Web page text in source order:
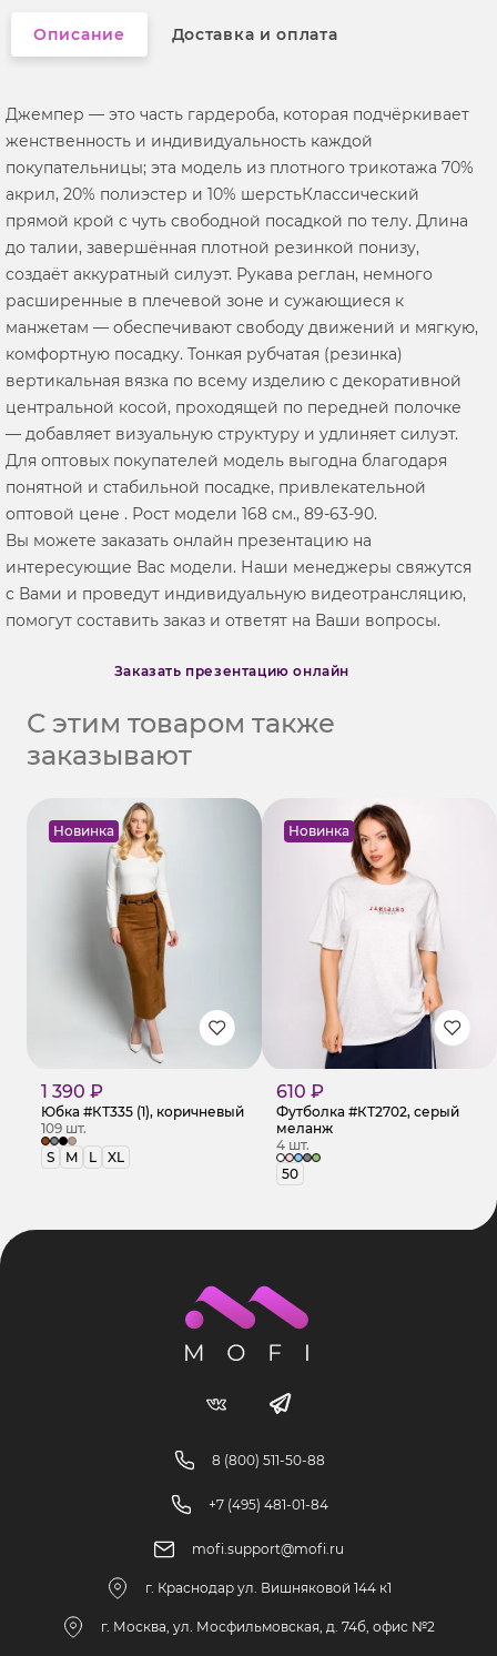
Описание Доставка и оплата
Джемпер — это часть гардероба, которая подчёркивает
женственность и индивидуальность каждой
покупательницы; эта модель из плотного трикотажа 70%
акрил, 20% полиэстер и 10% шерстьКлассический
прямой крой с чуть свободной посадкой по телу. Длина
до талии, завершённая плотной резинкой понизу,
создаёт аккуратный силуэт. Рукава реглан, немного
расширенные в плечевой зоне и сужающиеся к
манжетам — обеспечивают свободу движений и мягкую,
комфортную посадку. Тонкая рубчатая (резинка)
вертикальная вязка по всему изделию с декоративной
центральной косой, проходящей по передней полочке
— добавляет визуальную структуру и удлиняет силуэт.
Для оптовых покупателей модель выгодна благодаря
понятной и стабильной посадке, привлекательной
оптовой цене . Рост модели 168 см., 89-63-90.
Вы можете заказать онлайн презентацию на
интересующие Вас модели. Наши менеджеры свяжутся
с Вами и проведут индивидуальную видеотрансляцию,
помогут составить заказ и ответят на Ваши вопросы.
Заказать презентацию онлайн
С этим товаром также
заказывают
Новинка
1 390 ₽
Юбка #КТ335 (1), коричневый
109 шт.
S
M L XL
Новинка
610 ₽
Футболка #КТ2702, серый
меланж
4 шт.
50
8 (800) 511-50-88
+7 (495) 481-01-84
mofi.support@mofi.ru
г. Краснодар ул. Вишняковой 144 к1
г. Москва, ул. Мосфильмовская, д. 74б, офис №2